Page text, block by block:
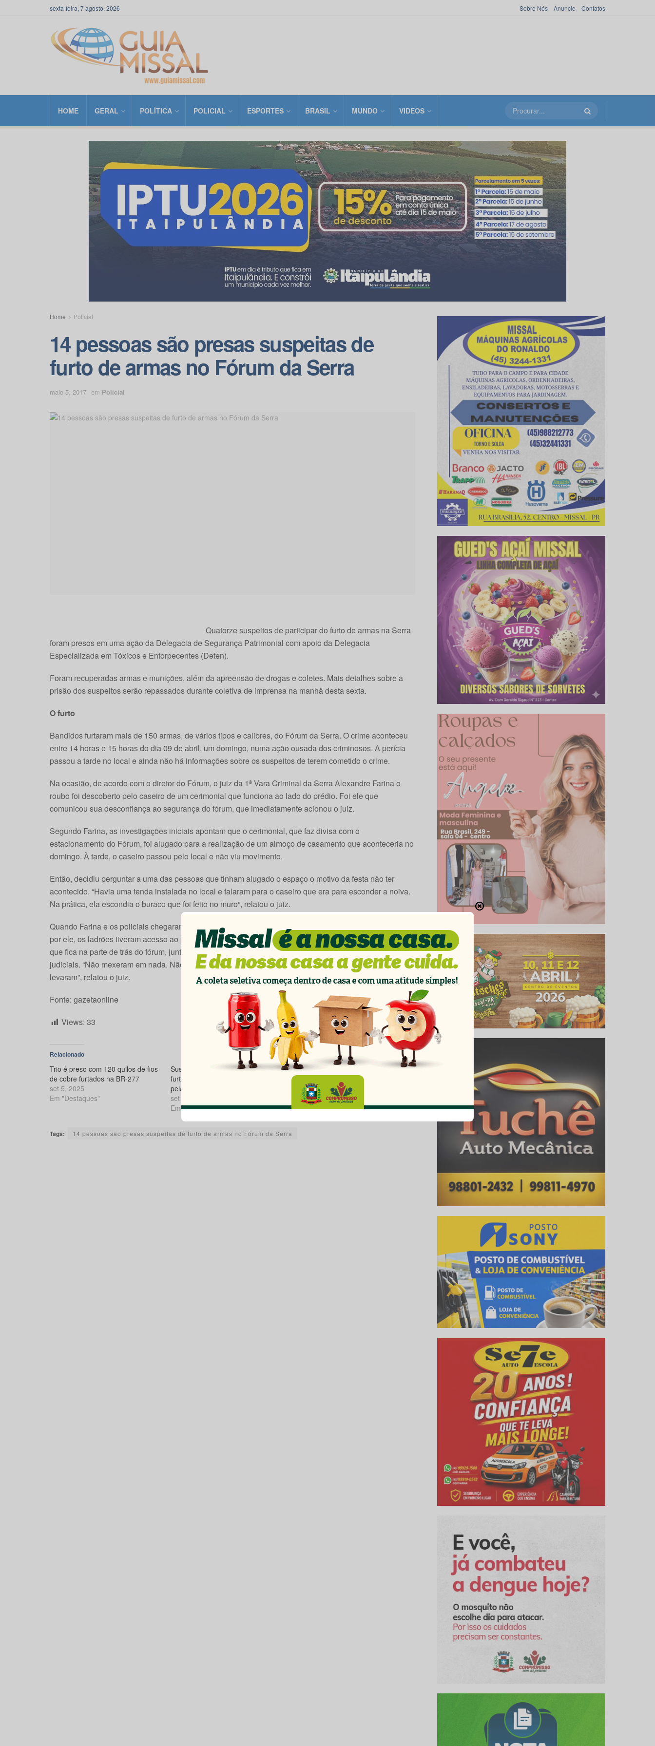
sexta-feira, 7 agosto, 2026 Sobre Nós Anuncie Contatos
HOME GERAL POLÍTICA POLICIAL ESPORTES BRASIL MUNDO VIDEOS
Home Policial
14 pessoas são presas suspeitas de
furto de armas no Fórum da Serra
maio 5, 2017 em Policial
Quatorze suspeitos de participar do furto de armas na Serra
foram presos em uma ação da Delegacia de Segurança Patrimonial com apoio da Delegacia
Especializada em Tóxicos e Entorpecentes (Deten).
Foram recuperadas armas e munições, além da apreensão de drogas e coletes. Mais detalhes sobre a
prisão dos suspeitos serão repassados durante coletiva de imprensa na manhã desta sexta.
O furto
Bandidos furtaram mais de 150 armas, de vários tipos e calibres, do Fórum da Serra. O crime aconteceu
entre 14 horas e 15 horas do dia 09 de abril, um domingo, numa ação ousada dos criminosos. A perícia
passou a tarde no local e ainda não há informações sobre os suspeitos de terem cometido o crime.
Na ocasião, de acordo com o diretor do Fórum, o juiz da 1ª Vara Criminal da Serra Alexandre Farina o
roubo foi descoberto pelo caseiro de um cerimonial que funciona ao lado do prédio. Foi ele que
comunicou sua desconfiança ao segurança do fórum, que imediatamente acionou o juiz.
Segundo Farina, as investigações iniciais apontam que o cerimonial, que faz divisa com o
estacionamento do Fórum, foi alugado para a realização de um almoço de casamento que aconteceria no
domingo. À tarde, o caseiro passou pelo local e não viu movimento.
Então, decidiu perguntar a uma das pessoas que tinham alugado o espaço o motivo da festa não ter
acontecido. “Havia uma tenda instalada no local e falaram para o caseiro que era para esconder a noiva.
Na prática, ela escondia o buraco que foi feito no muro”, relatou o juiz.
Quando Farina e os policiais chegaram ao local descobriram que um buraco havia sido feito no muro e,
por ele, os ladrões tiveram acesso ao prédio onde está localizada a sala de armas. No mesmo prédio –
que fica na parte de trás do fórum, junto ao estacionamento – ficam os arquivos de todas as varas
judiciais. “Não mexeram em nada. Não há nenhum bagunça. Foram direto até as caixas de armas e as
levaram”, relatou o juiz.
Fonte: gazetaonline
Views: 33
Relacionado
Trio é preso com 120 quilos de fios
de cobre furtados na BR-277
set 5, 2025
Em "Destaques"
Suspeito de integrar quadrilha de
furtos e roubos de motos é preso
pela ROTAM em Medianeira
set 17, 2025
Em "Destaques"
Ação rápida da Polícia Militar
resulta na prisão de autor de furto
em Medianeira
nov 12, 2025
Em "Destaques"
Tags: 14 pessoas são presas suspeitas de furto de armas no Fórum da Serra